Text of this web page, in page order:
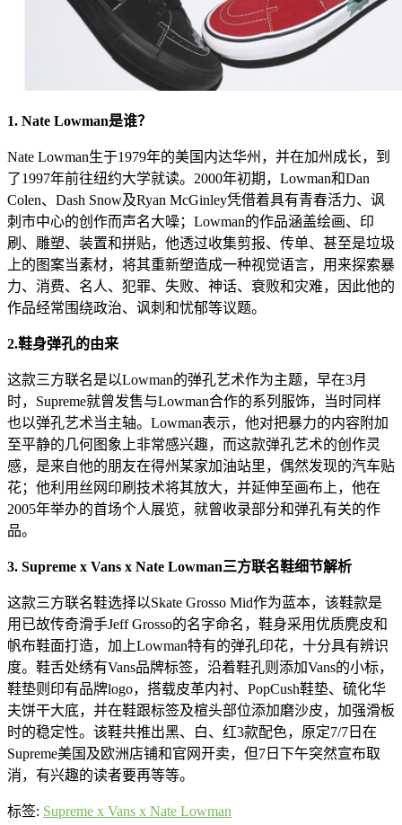
1. Nate Lowman是谁？
Nate Lowman生于1979年的美国内达华州，并在加州成长，到
了1997年前往纽约大学就读。2000年初期，Lowman和Dan
Colen、Dash Snow及Ryan McGinley凭借着具有青春活力、讽
刺市中心的创作而声名大噪；Lowman的作品涵盖绘画、印
刷、雕塑、装置和拼贴，他透过收集剪报、传单、甚至是垃圾
上的图案当素材，将其重新塑造成一种视觉语言，用来探索暴
力、消费、名人、犯罪、失败、神话、衰败和灾难，因此他的
作品经常围绕政治、讽刺和忧郁等议题。
2.鞋身弹孔的由来
这款三方联名是以Lowman的弹孔艺术作为主题，早在3月
时，Supreme就曾发售与Lowman合作的系列服饰，当时同样
也以弹孔艺术当主轴。Lowman表示，他对把暴力的内容附加
至平静的几何图象上非常感兴趣，而这款弹孔艺术的创作灵
感，是来自他的朋友在得州某家加油站里，偶然发现的汽车贴
花；他利用丝网印刷技术将其放大，并延伸至画布上，他在
2005年举办的首场个人展览，就曾收录部分和弹孔有关的作
品。
3. Supreme x Vans x Nate Lowman三方联名鞋细节解析
这款三方联名鞋选择以Skate Grosso Mid作为蓝本，该鞋款是
用已故传奇滑手Jeff Grosso的名字命名，鞋身采用优质麂皮和
帆布鞋面打造，加上Lowman特有的弹孔印花，十分具有辨识
度。鞋舌处绣有Vans品牌标签，沿着鞋孔则添加Vans的小标，
鞋垫则印有品牌logo，搭载皮革内衬、PopCush鞋垫、硫化华
夫饼干大底，并在鞋跟标签及楦头部位添加磨沙皮，加强滑板
时的稳定性。该鞋共推出黑、白、红3款配色，原定7/7日在
Supreme美国及欧洲店铺和官网开卖，但7日下午突然宣布取
消，有兴趣的读者要再等等。
标签: Supreme x Vans x Nate Lowman